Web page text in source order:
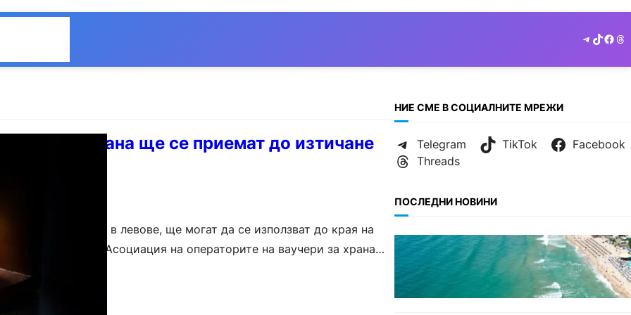
Telegram
TikTok
за храна ще се приемат до изтичане
им
храна, издадени в левове, ще могат да се използват до края на
срок, информира Асоциация на операторите на ваучери за храна
НИЕ СМЕ В СОЦИАЛНИТЕ МРЕЖИ
Telegram TikTok
Facebook
Threads
ПОСЛЕДНИ НОВИНИ
ИКОНОМИКА
Интерактивна карта показва
всички водни бази по
Черноморието